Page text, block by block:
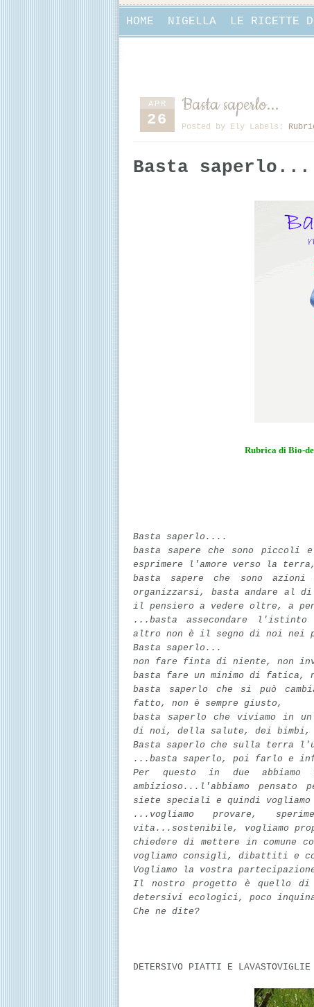
HOME NIGELLA LE RICETTE
APR
26
Basta saperlo...
Posted by Ely Labels:
Basta saperlo...
Rubrica di Bio-
Basta saperlo....
basta sapere che sono
esprimere l'amore verso la
basta sapere che sono
organizzarsi, basta andare al
il pensiero a vedere oltre, a
...basta assecondare l'istinto
altro non è il segno di noi nei
Basta saperlo...
non fare finta di niente, non
basta fare un minimo di fatica,
basta saperlo che si può
fatto, non è sempre giusto,
basta saperlo che viviamo in
di noi, della salute, dei
Basta saperlo che sulla terra
... basta saperlo, poi farlo e
Per questo in due
ambizioso...l'abbiamo
siete speciali e quindi
...vogliamo provare,
vita...sostenibile, vogliamo
chiedere di mettere in comune
vogliamo consigli, dibattiti e
Vogliamo la vostra
Il nostro progetto è quello
detersivi ecologici, poco
Che ne dite?
DETERSIVO PIATTI E LAVASTOVIGLIE